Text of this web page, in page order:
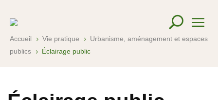
Accueil 5 Vie pratique 5
Urbanisme, aménagement et espaces
publics
5 Éclairage public